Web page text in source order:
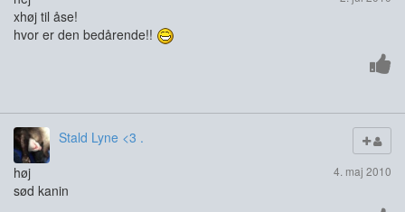
xhøj til åse!
hvor er den bedårende!!
Stald Lyne <3 .
4. maj 2010
høj
sød kanin